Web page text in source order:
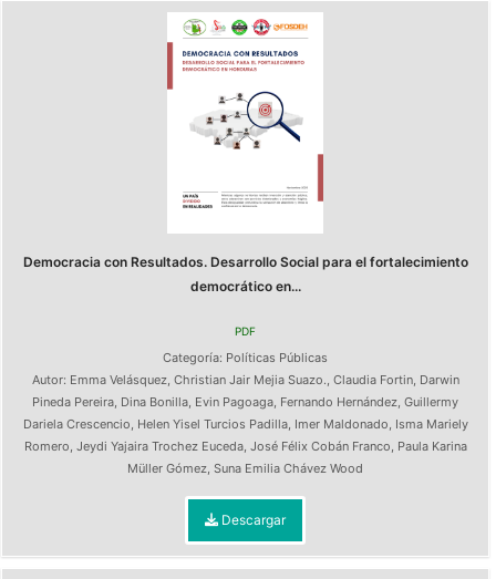
Democracia con Resultados. Desarrollo Social para el fortalecimiento
democrático en...
PDF
Categoría: Políticas Públicas
Autor: Emma Velásquez, Christian Jair Mejia Suazo., Claudia Fortin, Darwin
Pineda Pereira, Dina Bonilla, Evin Pagoaga, Fernando Hernández, Guillermy
Dariela Crescencio, Helen Yisel Turcios Padilla, Imer Maldonado, Isma Mariely
Romero, Jeydi Yajaira Trochez Euceda, José Félix Cobán Franco, Paula Karina
Müller Gómez, Suna Emilia Chávez Wood
Descargar